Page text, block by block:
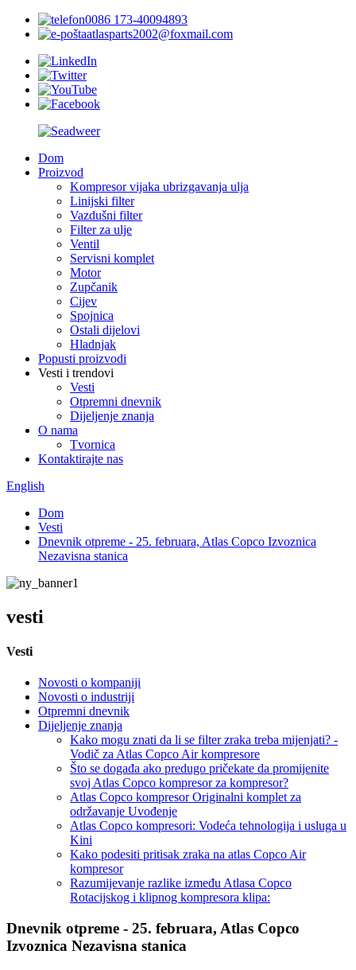
0086 173-40094893
atlasparts2002@foxmail.com
Dom
Proizvod
Kompresor vijaka ubrizgavanja ulja
Linijski filter
Vazdušni filter
Filter za ulje
Ventil
Servisni komplet
Motor
Zupčanik
Cijev
Spojnica
Ostali dijelovi
Hladnjak
Popusti proizvodi
Vesti i trendovi
Vesti
Otpremni dnevnik
Dijeljenje znanja
O nama
Tvornica
Kontaktirajte nas
English
Dom
Vesti
Dnevnik otpreme - 25. februara, Atlas Copco Izvoznica
Nezavisna stanica
vesti
Vesti
Novosti o kompaniji
Novosti o industriji
Otpremni dnevnik
Dijeljenje znanja
Kako mogu znati da li se filter zraka treba mijenjati? -
Vodič za Atlas Copco Air kompresore
Što se događa ako predugo pričekate da promijenite
svoj Atlas Copco kompresor za kompresor?
Atlas Copco kompresor Originalni komplet za
održavanje Uvođenje
Atlas Copco kompresori: Vodeća tehnologija i usluga u
Kini
Kako podesiti pritisak zraka na atlas Copco Air
kompresor
Razumijevanje razlike između Atlasa Copco
Rotacijskog i klipnog kompresora klipa:
Dnevnik otpreme - 25. februara, Atlas Copco
Izvoznica Nezavisna stanica